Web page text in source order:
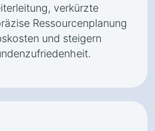
verkürzte
Ressourcenplanung
und steigern